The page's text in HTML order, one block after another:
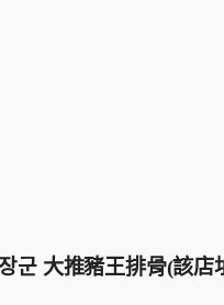
군 大推豬王排骨(該店